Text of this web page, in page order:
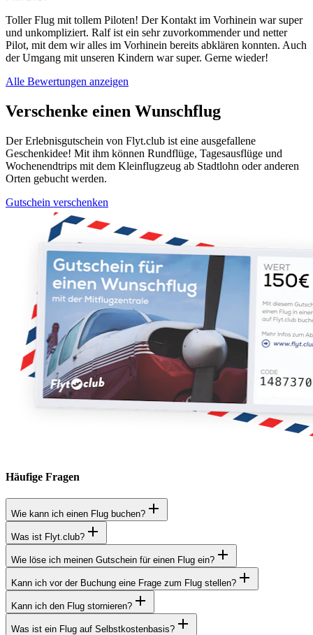
Toller Flug mit tollem Piloten! Der Kontakt im Vorhinein war super
und unkompliziert. Ralf ist ein sehr zuvorkommender und netter
Pilot, mit dem wir alles im Vorhinein bereits abklären konnten. Auch
der Umgang mit unseren Kindern war super. Gerne wieder!
Alle Bewertungen anzeigen
Verschenke einen Wunschflug
Der Erlebnisgutschein von Flyt.club ist eine ausgefallene
Geschenkidee! Mit ihm können Rundflüge, Tagesausflüge und
Wochenendtrips mit dem Kleinflugzeug ab Stadtlohn oder anderen
Orten gebucht werden.
Gutschein verschenken
Häufige Fragen
Wie kann ich einen Flug buchen?
Was ist Flyt.club?
Wie löse ich meinen Gutschein für einen Flug ein?
Kann ich vor der Buchung eine Frage zum Flug stellen?
Kann ich den Flug stornieren?
Was ist ein Flug auf Selbstkostenbasis?